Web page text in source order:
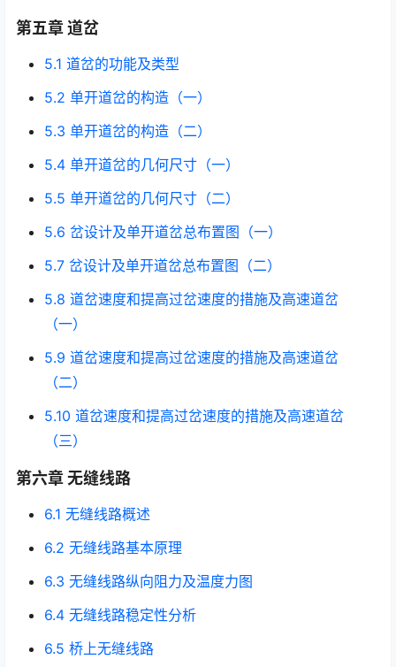
第五章 道岔
5.1 道岔的功能及类型
5.2 单开道岔的构造（一）
5.3 单开道岔的构造（二）
5.4 单开道岔的几何尺寸（一）
5.5 单开道岔的几何尺寸（二）
5.6 岔设计及单开道岔总布置图（一）
5.7 岔设计及单开道岔总布置图（二）
5.8 道岔速度和提高过岔速度的措施及高速道岔
（一）
5.9 道岔速度和提高过岔速度的措施及高速道岔
（二）
5.10 道岔速度和提高过岔速度的措施及高速道岔
（三）
第六章 无缝线路
6.1 无缝线路概述
6.2 无缝线路基本原理
6.3 无缝线路纵向阻力及温度力图
6.4 无缝线路稳定性分析
6.5 桥上无缝线路